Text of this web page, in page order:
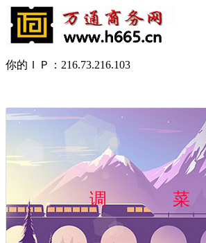
你的ＩＰ：216.73.216.103